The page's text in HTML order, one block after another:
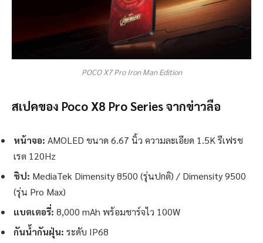
POCO X7 Pro Iron Man Edition
สเปคของ Poco X8 Pro Series จากข่าวลือ
หน้าจอ: AMOLED ขนาด 6.67 นิ้ว ความละเอียด 1.5K รีเฟรช
เรต 120Hz
ชิป: MediaTek Dimensity 8500 (รุ่นปกติ) / Dimensity 9500
(รุ่น Pro Max)
แบตเตอรี่: 8,000 mAh พร้อมชาร์จไว 100W
กันน้ำกันฝุ่น: ระดับ IP68